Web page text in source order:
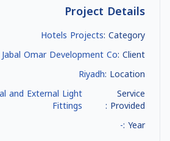
Project Details
Category :
Hotels Projects
Client :
Jabal Omar Development Co
Location :
Riyadh
Service
Provided :
and External Light
Fittings
Year :
-